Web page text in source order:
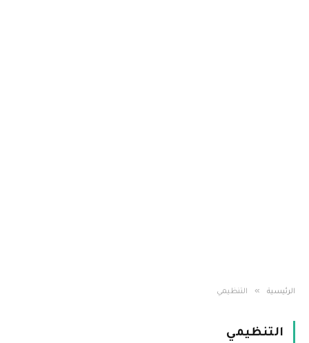
الرئيسية » التنظيمي
التنظيمي